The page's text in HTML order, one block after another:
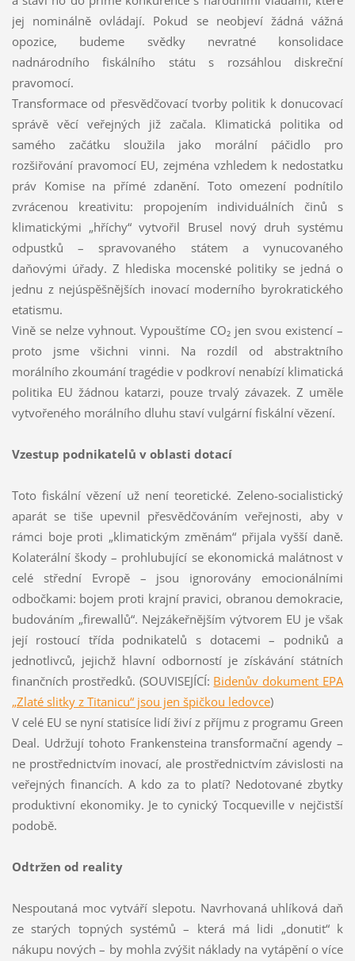
jej nominálně ovládají. Pokud se neobjeví žádná vážná
opozice, budeme svědky nevratné konsolidace
nadnárodního fiskálního státu s rozsáhlou diskreční
pravomocí.
Transformace od přesvědčovací tvorby politik k donucovací
správě věcí veřejných již začala. Klimatická politika od
samého začátku sloužila jako morální páčidlo pro
rozšiřování pravomocí EU, zejména vzhledem k nedostatku
práv Komise na přímé zdanění. Toto omezení podnítilo
zvrácenou kreativitu: propojením individuálních činů s
klimatickými „hříchy“ vytvořil Brusel nový druh systému
odpustků – spravovaného státem a vynucovaného
daňovými úřady. Z hlediska mocenské politiky se jedná o
jednu z nejúspěšnějších inovací moderního byrokratického
etatismu.
Vině se nelze vyhnout. Vypouštíme CO₂ jen svou existencí –
proto jsme všichni vinni. Na rozdíl od abstraktního
morálního zkoumání tragédie v podkroví nenabízí klimatická
politika EU žádnou katarzi, pouze trvalý závazek. Z uměle
vytvořeného morálního dluhu staví vulgární fiskální vězení.
Vzestup podnikatelů v oblasti dotací
Toto fiskální vězení už není teoretické. Zeleno-socialistický
aparát se tiše upevnil přesvědčováním veřejnosti, aby v
rámci boje proti „klimatickým změnám“ přijala vyšší daně.
Kolaterální škody – prohlubující se ekonomická malátnost v
celé střední Evropě – jsou ignorovány emocionálními
odbočkami: bojem proti krajní pravici, obranou demokracie,
budováním „firewallů“. Nejzákeřnějším výtvorem EU je však
její rostoucí třída podnikatelů s dotacemi – podniků a
jednotlivců, jejichž hlavní odborností je získávání státních
finančních prostředků. (SOUVISEJÍCÍ: Bidenův dokument EPA
„Zlaté slitky z Titanicu“ jsou jen špičkou ledovce)
V celé EU se nyní statisíce lidí živí z příjmu z programu Green
Deal. Udržují tohoto Frankensteina transformační agendy –
ne prostřednictvím inovací, ale prostřednictvím závislosti na
veřejných financích. A kdo za to platí? Nedotované zbytky
produktivní ekonomiky. Je to cynický Tocqueville v nejčistší
podobě.
Odtržen od reality
Nespoutaná moc vytváří slepotu. Navrhovaná uhlíková daň
ze starých topných systémů – která má lidi „donutit“ k
nákupu nových – by mohla zvýšit náklady na vytápění o více